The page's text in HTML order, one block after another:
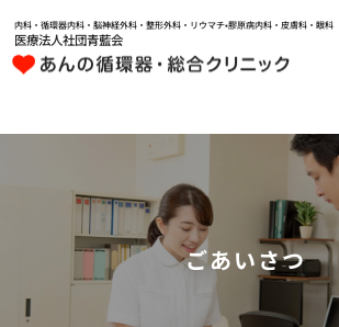
内科・循環器内科・脳神経外科・整形外科・リウマチ•膠原病内科・皮膚科・眼科
医療法人社団青藍会
ごあいさつ